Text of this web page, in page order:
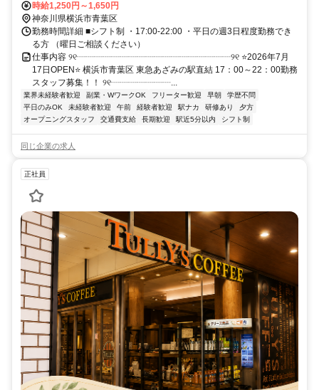
時給1,250円～1,650円
神奈川県横浜市青葉区
勤務時間詳細 ■シフト制 ・17:00-22:00 ・平日の週3日程度勤務でき
る方 （曜日ご相談ください）
仕事内容 ୨୧┈┈┈┈┈┈┈┈┈┈┈┈┈┈┈┈┈┈୨୧ ⭐2026年7月
17日OPEN⭐ 横浜市青葉区 東急あざみの駅直結 17：00～22：00勤務
スタッフ募集！！ ୨୧┈┈┈┈┈┈┈...
業界未経験者歓迎 副業・WワークOK フリーター歓迎 早朝
学歴不問
平日のみOK
未経験者歓迎 午前 経験者歓迎 駅ナカ 研修あり
夕方
オープニングスタッフ
交通費支給 長期歓迎 駅近5分以内 シフト制
同じ企業の求人
正社員